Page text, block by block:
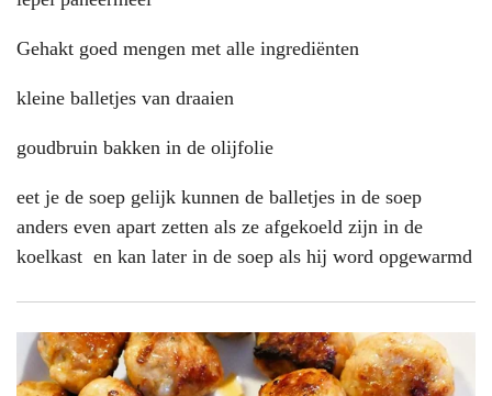
Gehakt goed mengen met alle ingrediënten
kleine balletjes van draaien
goudbruin bakken in de olijfolie
eet je de soep gelijk kunnen de balletjes in de soep
anders even apart zetten als ze afgekoeld zijn in de
koelkast en kan later in de soep als hij word opgewarmd